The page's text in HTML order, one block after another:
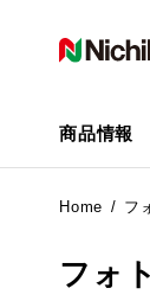
商品情報
Home フ
フォ